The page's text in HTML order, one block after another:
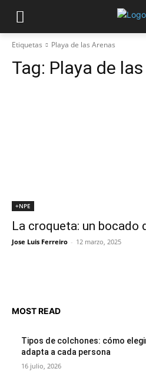
Etiquetas Playa de las Arenas
Tag: Playa de
+NPE
La croqueta: un bocado
Jose Luis Ferreiro - 12 marzo, 2025
MOST READ
Tipos de colchones: cómo
adapta a cada persona
16 julio, 2026